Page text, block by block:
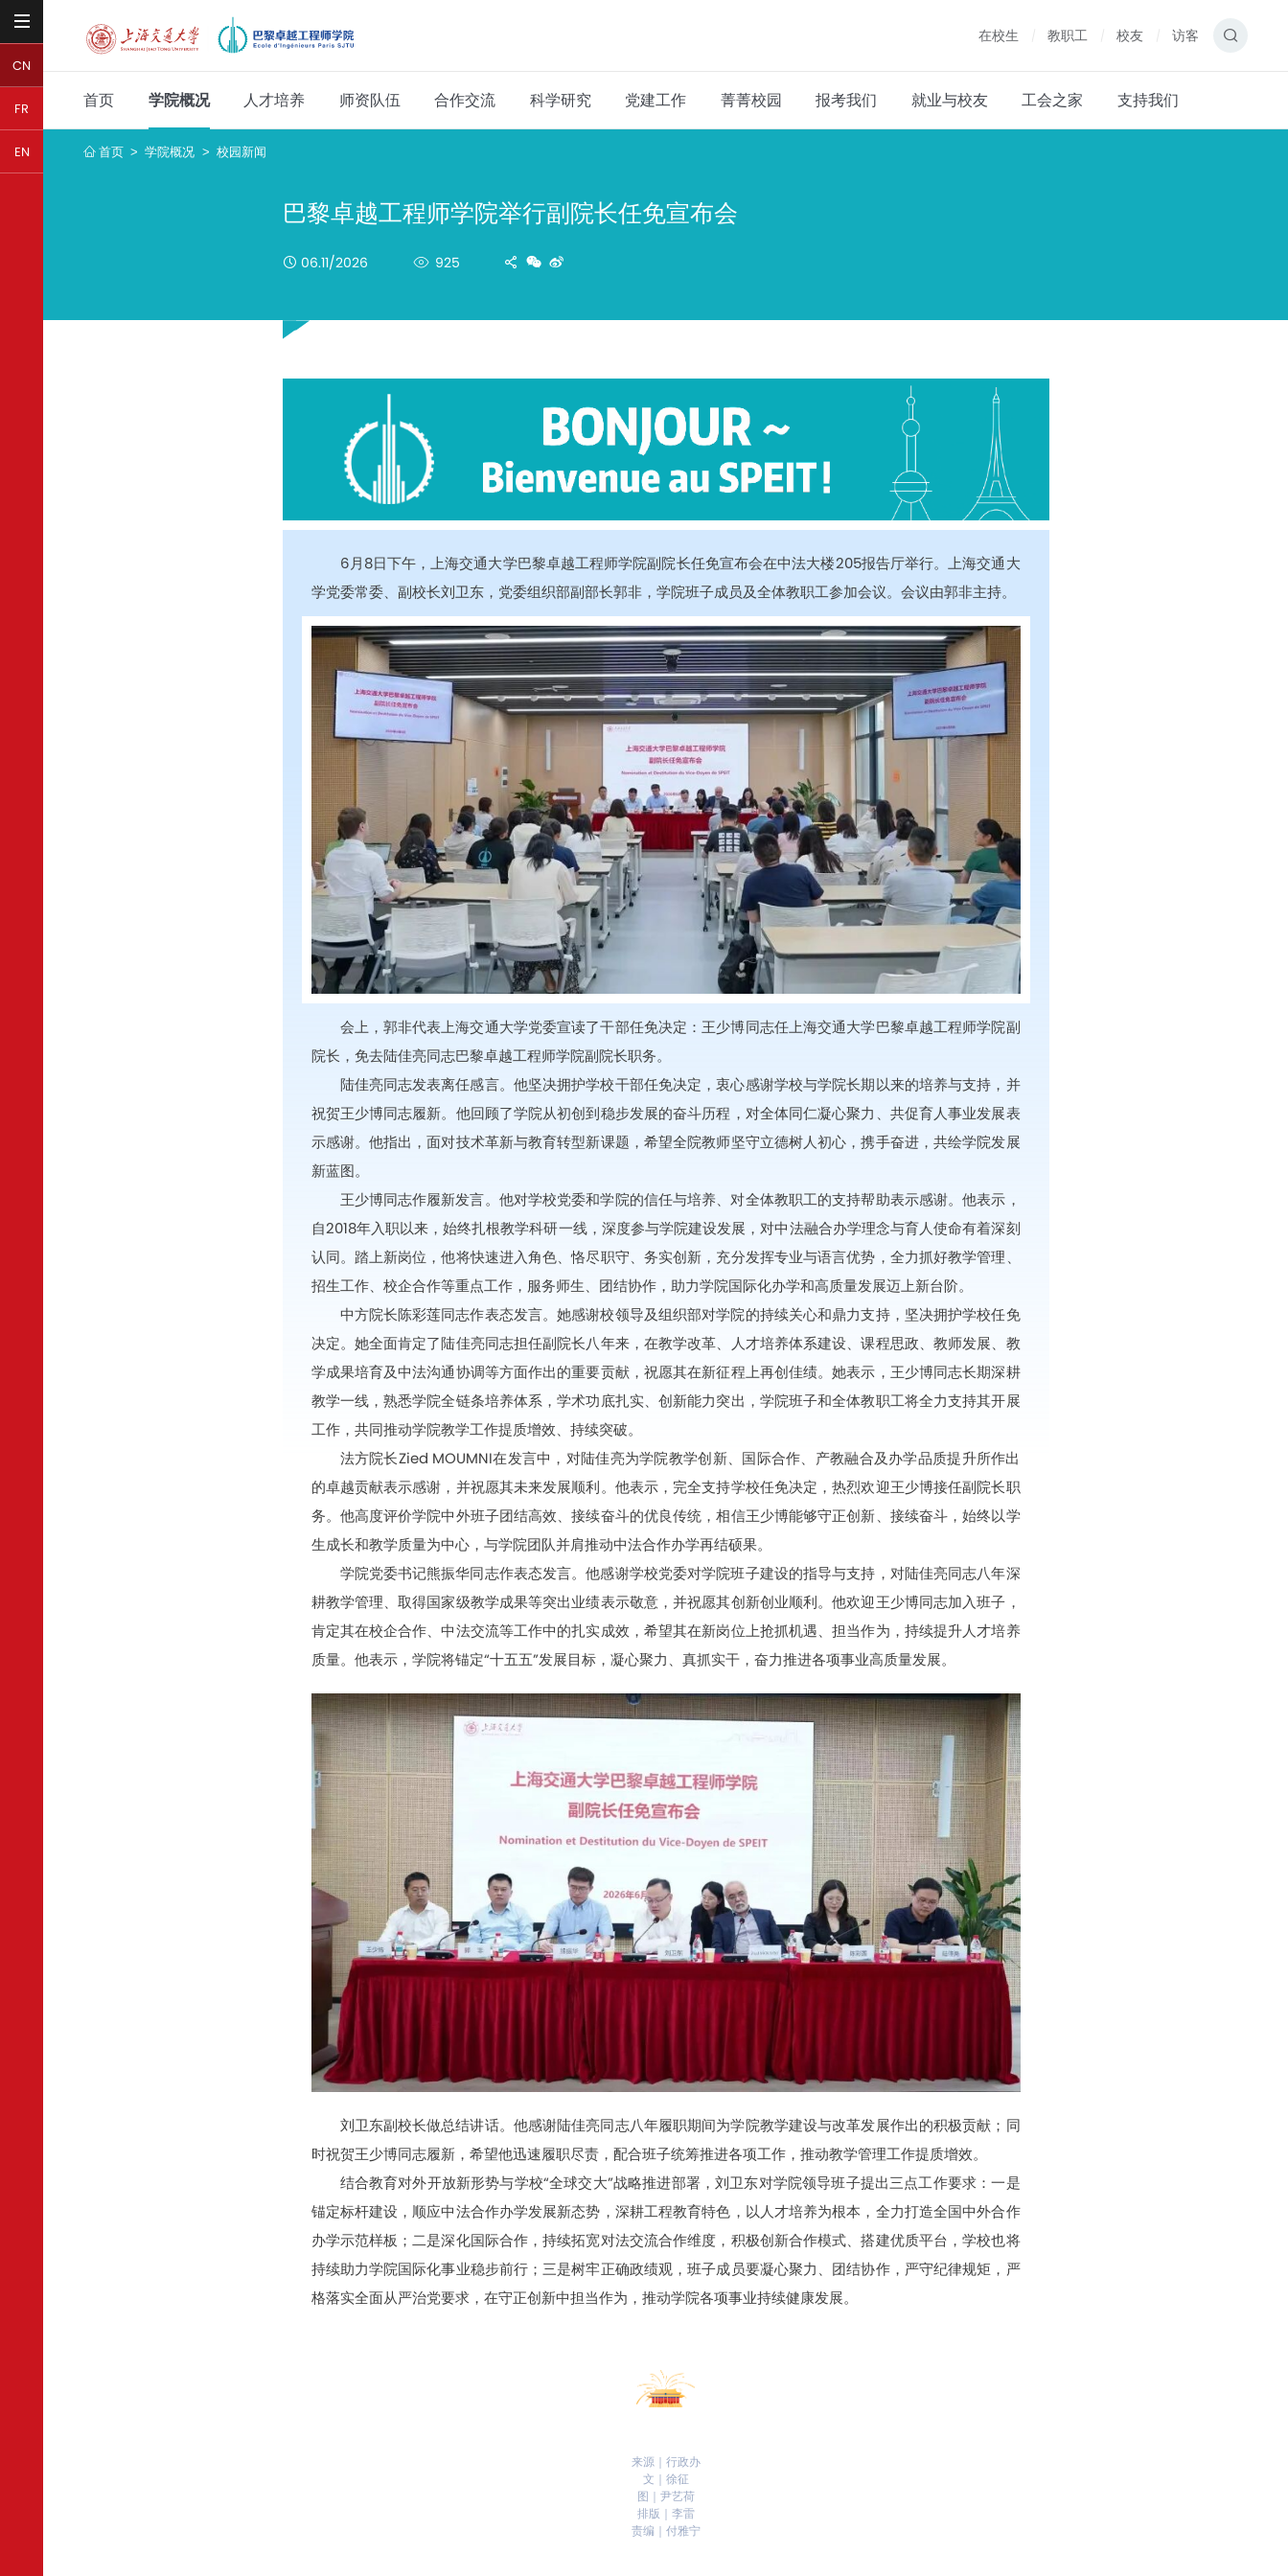
CN
FR
EN
在校生 教职工 校友 访客
首页 学院概况 人才培养 师资队伍 合作交流 科学研究 党建工作 菁菁校园 报考我们 就业与校友 工会之家 支持我们
首页 > 学院概况 > 校园新闻
巴黎卓越工程师学院举行副院长任免宣布会
06.11/2026 925
6月8日下午，上海交通大学巴黎卓越工程师学院副院长任免宣布会在中法大楼205报告厅举行。上海交通大
学党委常委、副校长刘卫东，党委组织部副部长郭非，学院班子成员及全体教职工参加会议。会议由郭非主持。
会上，郭非代表上海交通大学党委宣读了干部任免决定：王少博同志任上海交通大学巴黎卓越工程师学院副
院长，免去陆佳亮同志巴黎卓越工程师学院副院长职务。
陆佳亮同志发表离任感言。他坚决拥护学校干部任免决定，衷心感谢学校与学院长期以来的培养与支持，并
祝贺王少博同志履新。他回顾了学院从初创到稳步发展的奋斗历程，对全体同仁凝心聚力、共促育人事业发展表
示感谢。他指出，面对技术革新与教育转型新课题，希望全院教师坚守立德树人初心，携手奋进，共绘学院发展
新蓝图。
王少博同志作履新发言。他对学校党委和学院的信任与培养、对全体教职工的支持帮助表示感谢。他表示，
自2018年入职以来，始终扎根教学科研一线，深度参与学院建设发展，对中法融合办学理念与育人使命有着深刻
认同。踏上新岗位，他将快速进入角色、恪尽职守、务实创新，充分发挥专业与语言优势，全力抓好教学管理、
招生工作、校企合作等重点工作，服务师生、团结协作，助力学院国际化办学和高质量发展迈上新台阶。
中方院长陈彩莲同志作表态发言。她感谢校领导及组织部对学院的持续关心和鼎力支持，坚决拥护学校任免
决定。她全面肯定了陆佳亮同志担任副院长八年来，在教学改革、人才培养体系建设、课程思政、教师发展、教
学成果培育及中法沟通协调等方面作出的重要贡献，祝愿其在新征程上再创佳绩。她表示，王少博同志长期深耕
教学一线，熟悉学院全链条培养体系，学术功底扎实、创新能力突出，学院班子和全体教职工将全力支持其开展
工作，共同推动学院教学工作提质增效、持续突破。
法方院长Zied MOUMNI在发言中，对陆佳亮为学院教学创新、国际合作、产教融合及办学品质提升所作出
的卓越贡献表示感谢，并祝愿其未来发展顺利。他表示，完全支持学校任免决定，热烈欢迎王少博接任副院长职
务。他高度评价学院中外班子团结高效、接续奋斗的优良传统，相信王少博能够守正创新、接续奋斗，始终以学
生成长和教学质量为中心，与学院团队并肩推动中法合作办学再结硕果。
学院党委书记熊振华同志作表态发言。他感谢学校党委对学院班子建设的指导与支持，对陆佳亮同志八年深
耕教学管理、取得国家级教学成果等突出业绩表示敬意，并祝愿其创新创业顺利。他欢迎王少博同志加入班子，
肯定其在校企合作、中法交流等工作中的扎实成效，希望其在新岗位上抢抓机遇、担当作为，持续提升人才培养
质量。他表示，学院将锚定“十五五”发展目标，凝心聚力、真抓实干，奋力推进各项事业高质量发展。
刘卫东副校长做总结讲话。他感谢陆佳亮同志八年履职期间为学院教学建设与改革发展作出的积极贡献；同
时祝贺王少博同志履新，希望他迅速履职尽责，配合班子统筹推进各项工作，推动教学管理工作提质增效。
结合教育对外开放新形势与学校“全球交大”战略推进部署，刘卫东对学院领导班子提出三点工作要求：一是
锚定标杆建设，顺应中法合作办学发展新态势，深耕工程教育特色，以人才培养为根本，全力打造全国中外合作
办学示范样板；二是深化国际合作，持续拓宽对法交流合作维度，积极创新合作模式、搭建优质平台，学校也将
持续助力学院国际化事业稳步前行；三是树牢正确政绩观，班子成员要凝心聚力、团结协作，严守纪律规矩，严
格落实全面从严治党要求，在守正创新中担当作为，推动学院各项事业持续健康发展。
来源｜行政办
文｜徐征
图｜尹艺荷
排版｜李雷
责编｜付雅宁